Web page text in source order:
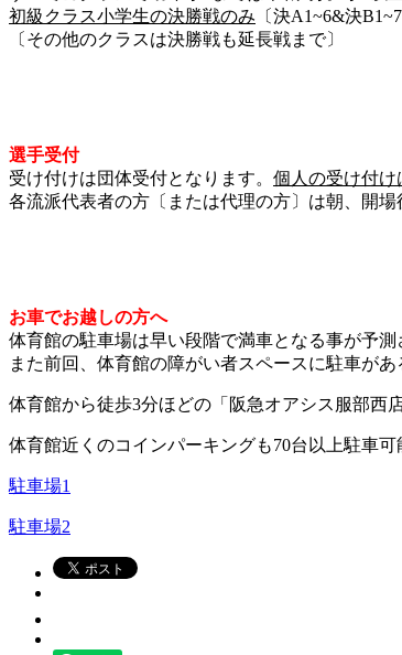
初級クラス小学生の決勝戦のみ 〔決A1~6&決
〔その他のクラスは決勝戦も延長戦まで〕
選手受付
受け付けは団体受付となります。 個人の受け付け
各流派代表者の方〔または代理の方〕は朝、開場
お車でお越しの方へ
体育館の駐車場は早い段階で満車となる事が予
また前回、体育館の障がい者スペースに駐車が
体育館から徒歩3分ほどの「阪急オアシス服部西
体育館近くのコインパーキングも70台以上駐車可
駐車場1
駐車場2